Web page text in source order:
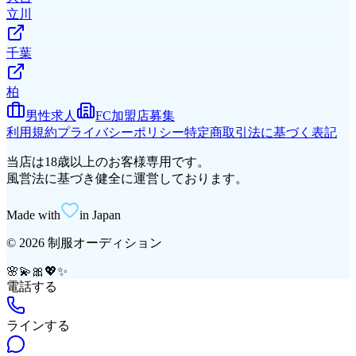
立川
千葉
柏
男性求人
FC加盟店募集
利用規約プライバシーポリシー特定商取引法に基づく表記
当店は18歳以上のお客様専用です。
風営法に基づき健全に運営しております。
Made with in Japan
© 2026 制服オーディション
🌸💫 🎀 💖✨
電話する
ラインする